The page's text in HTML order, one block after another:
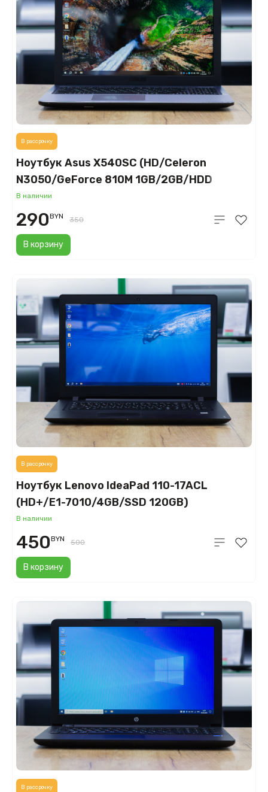
Ноутбук Asus X540SC (HD/Celeron
N3050/GeForce 810M 1GB/2GB/HDD
500GB)
В наличии
В корзину
В рассрочку
290BYN 350
Ноутбук Lenovo IdeaPad 110-17ACL
(HD+/E1-7010/4GB/SSD 120GB)
В наличии
В корзину
В рассрочку
450BYN 500
В рассрочку